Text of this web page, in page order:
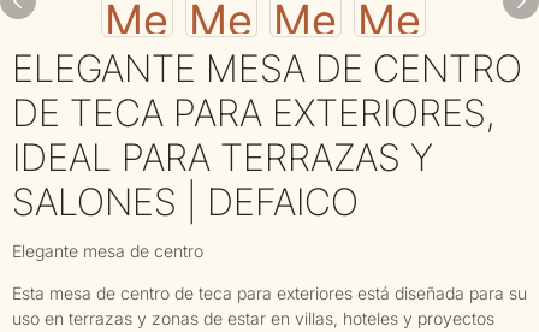
ELEGANTE MESA DE CENTRO
DE TECA PARA EXTERIORES,
IDEAL PARA TERRAZAS Y
SALONES | DEFAICO
Elegante mesa de centro
Esta mesa de centro de teca para exteriores está diseñada para su
uso en terrazas y zonas de estar en villas, hoteles y proyectos